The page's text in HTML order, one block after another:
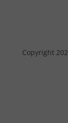
Copyright